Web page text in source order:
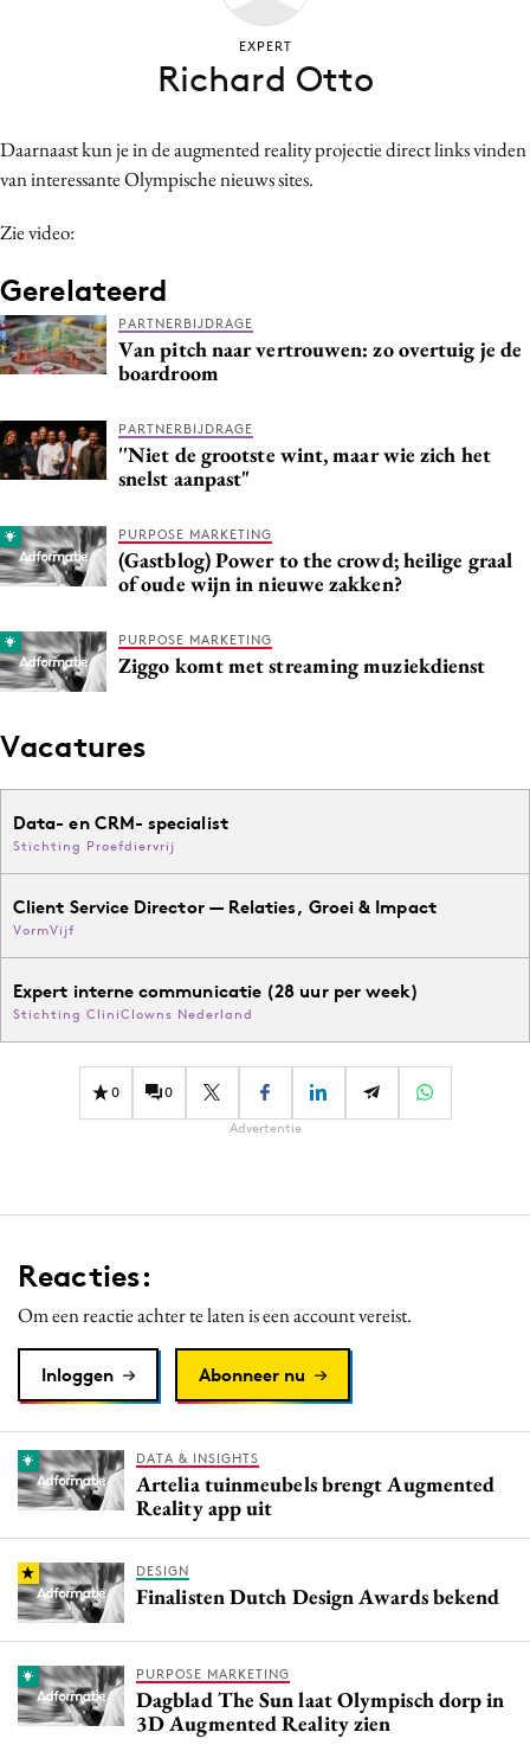
Craft
Data & Insights
Digital transformation
Diversiteit
Effectiviteit
Influencer marketing
Interne communicatie
Martech
Media
Merkstrategie
PR
Programmatic
Purpose Marketing
Reputatie & crisis
Daarnaast kun je in de augmented reality projectie direct links vinden
van interessante Olympische nieuws sites.
Zie video:
Gerelateerd
PARTNERBIJDRAGE
Van pitch naar vertrouwen: zo overtuig je de
boardroom
PARTNERBIJDRAGE
''Niet de grootste wint, maar wie zich het
snelst aanpast"
PURPOSE MARKETING
(Gastblog) Power to the crowd; heilige graal
of oude wijn in nieuwe zakken?
PURPOSE MARKETING
Ziggo komt met streaming muziekdienst
Vacatures
Data- en CRM- specialist
Stichting Proefdiervrij
Client Service Director — Relaties, Groei & Impact
VormVijf
Expert interne communicatie (28 uur per week)
Stichting CliniClowns Nederland
0 0
Advertentie
Reacties:
Om een reactie achter te laten is een account vereist.
Inloggen Abonneer nu
EXPERT
Richard Otto
DATA & INSIGHTS
Artelia tuinmeubels brengt Augmented
Reality app uit
DESIGN
Finalisten Dutch Design Awards bekend
PURPOSE MARKETING
Dagblad The Sun laat Olympisch dorp in
3D Augmented Reality zien